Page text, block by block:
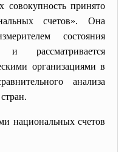
совокупность принято
счетов». Она
состояния
рассматривается
организациями в
анализа
национальных счетов